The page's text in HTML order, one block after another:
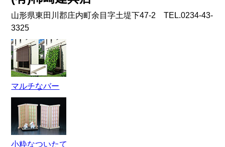
山形県東田川郡庄内町余目字土堤下47-2 TEL.0234-43-
3325
マルチなバー
小粋なついたて